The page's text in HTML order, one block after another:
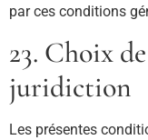
par ces conditions
23. Choix
juridiction
Les présentes